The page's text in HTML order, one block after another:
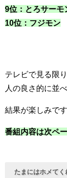
9位：とろサーモ
10位：フジモン
テレビで見る限
人の良さ的に並
結果が楽しみで
番組内容は次ペー
たまにはホメてく